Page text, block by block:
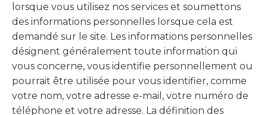
lorsque vous utilisez nos services et soumettons
des informations personnelles lorsque cela est
demandé sur le site. Les informations personnelles
désignent généralement toute information qui
vous concerne, vous identifie personnellement ou
pourrait être utilisée pour vous identifier, comme
votre nom, votre adresse e-mail, votre numéro de
téléphone et votre adresse. La définition des